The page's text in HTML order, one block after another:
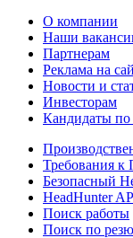
О компании
Наши
Партнерам
Реклама на
Новости и
Инвесторам
Кандидаты по
Требования к
Безопасный
HeadHunter
Поиск работы
Поиск по